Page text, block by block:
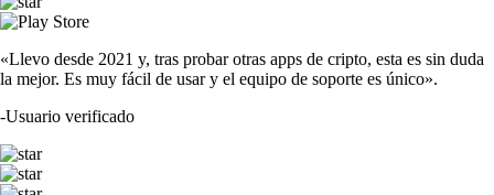
«Llevo desde 2021 y, tras probar otras apps de cripto, esta es sin duda
la mejor. Es muy fácil de usar y el equipo de soporte es único».
-Usuario verificado